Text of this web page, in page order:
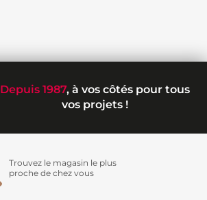
Depuis 1987, à vos côtés pour tous
vos projets !
Trouvez le magasin le plus
proche de chez vous